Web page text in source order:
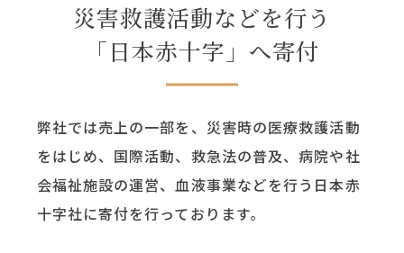
災害救護活動などを行う
「日本赤十字」へ寄付
弊社では売上の一部を、災害時の医療救護活動
をはじめ、国際活動、救急法の普及、病院や社
会福祉施設の運営、血液事業などを行う日本赤
十字社に寄付を行っております。